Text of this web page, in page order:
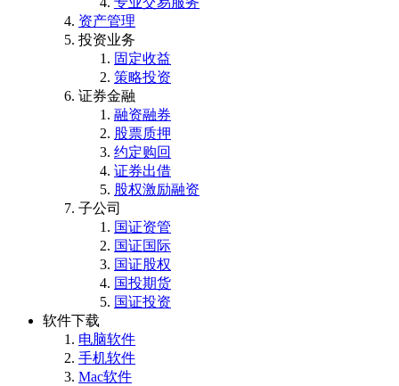
资产管理
投资业务
固定收益
策略投资
证券金融
融资融券
股票质押
约定购回
证券出借
股权激励融资
子公司
国证资管
国证国际
国证股权
国投期货
国证投资
软件下载
电脑软件
手机软件
Mac软件